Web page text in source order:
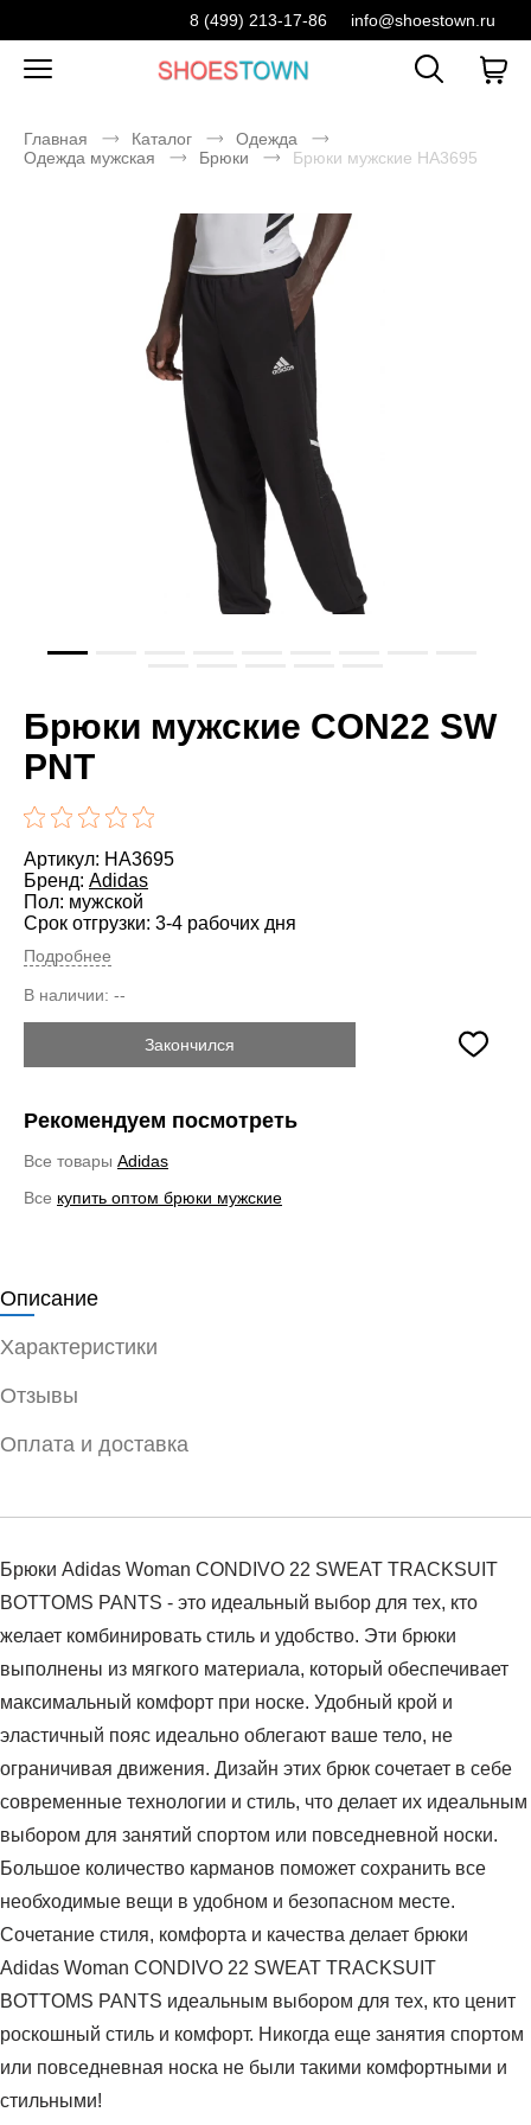
8 (499) 213-17-86 info@shoestown.ru
Главная Каталог
Одежда
Одежда мужская
Брюки Брюки мужские HA3695
Брюки мужские CON22 SW
PNT
Артикул: HA3695
Бренд: Adidas
Пол: мужской
Срок отгрузки: 3-4 рабочих дня
Подробнее
В наличии: --
Закончился
Рекомендуем посмотреть
Все товары Adidas
Все купить оптом брюки мужские
Описание
Характеристики
Отзывы
Оплата и доставка
Брюки Adidas Woman CONDIVO 22 SWEAT TRACKSUIT
BOTTOMS PANTS - это идеальный выбор для тех, кто
желает комбинировать стиль и удобство. Эти брюки
выполнены из мягкого материала, который обеспечивает
максимальный комфорт при носке. Удобный крой и
эластичный пояс идеально облегают ваше тело, не
ограничивая движения. Дизайн этих брюк сочетает в себе
современные технологии и стиль, что делает их идеальным
выбором для занятий спортом или повседневной носки.
Большое количество карманов поможет сохранить все
необходимые вещи в удобном и безопасном месте.
Сочетание стиля, комфорта и качества делает брюки
Adidas Woman CONDIVO 22 SWEAT TRACKSUIT
BOTTOMS PANTS идеальным выбором для тех, кто ценит
роскошный стиль и комфорт. Никогда еще занятия спортом
или повседневная носка не были такими комфортными и
стильными!